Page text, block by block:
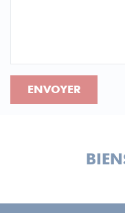
ENVOYER